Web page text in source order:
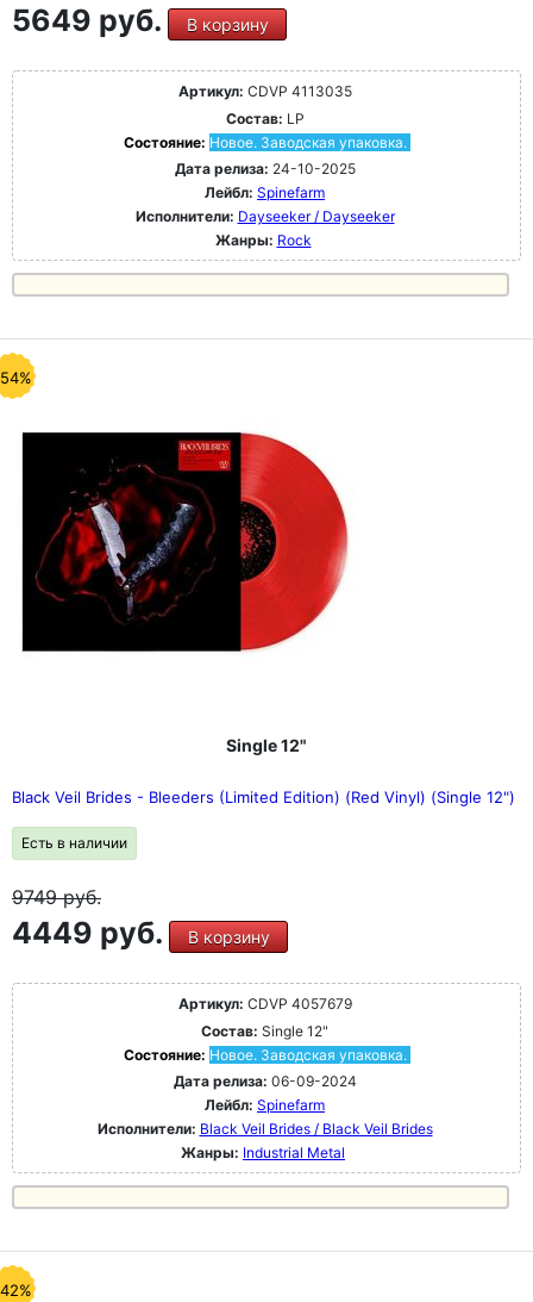
5649 руб. В корзину
Артикул: CDVP 4113035
Состав: LP
Состояние: Новое. Заводская упаковка.
Дата релиза: 24-10-2025
Лейбл: Spinefarm
Исполнители: Dayseeker / Dayseeker
Жанры: Rock
Single 12"
Black Veil Brides - Bleeders (Limited Edition) (Red Vinyl) (Single 12")
Есть в наличии
9749руб.
4449 руб. В корзину
Артикул: CDVP 4057679
Состав: Single 12"
Состояние: Новое. Заводская упаковка.
Дата релиза: 06-09-2024
Лейбл: Spinefarm
Исполнители: Black Veil Brides / Black Veil Brides
Жанры: Industrial Metal